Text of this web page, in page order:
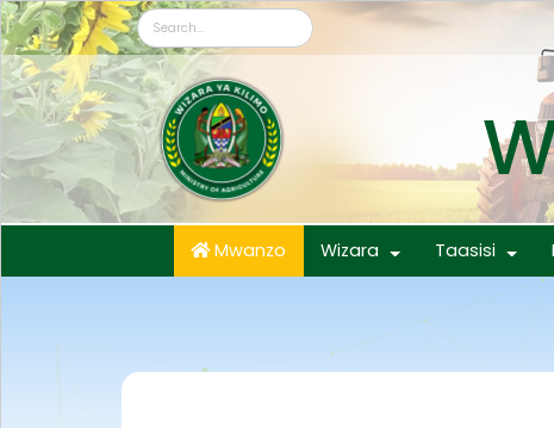
Mwanzo Wizara Taasisi